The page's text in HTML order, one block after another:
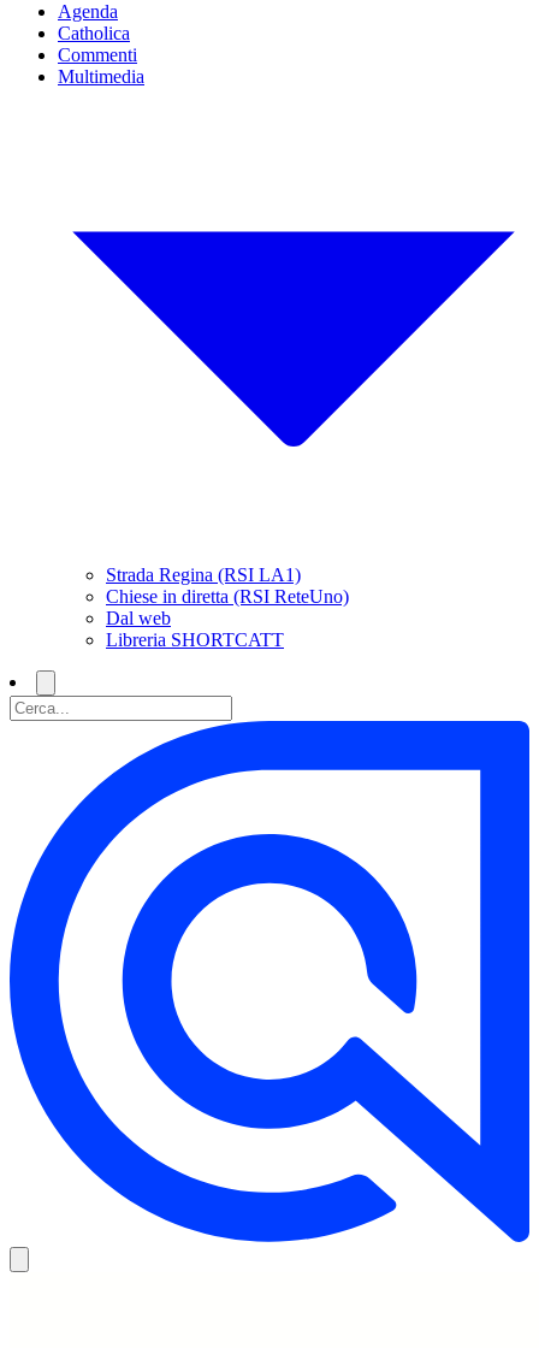
Agenda
Catholica
Commenti
Multimedia
Strada Regina (RSI LA1)
Chiese in diretta (RSI ReteUno)
Dal web
Libreria SHORTCATT